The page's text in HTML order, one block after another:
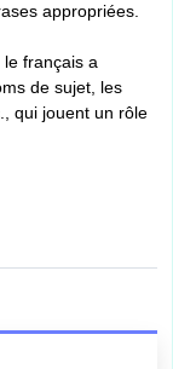
appropriées.
français a
de sujet, les
qui jouent un rôle